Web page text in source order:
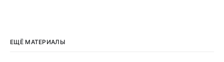
ЕЩЁ МАТЕРИАЛЫ